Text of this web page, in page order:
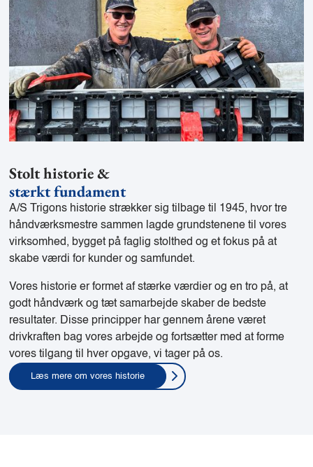
Stolt historie &
stærkt fundament
A/S Trigons historie strækker sig tilbage til 1945, hvor tre
håndværksmestre sammen lagde grundstenene til vores
virksomhed, bygget på faglig stolthed og et fokus på at
skabe værdi for kunder og samfundet.
Vores historie er formet af stærke værdier og en tro på, at
godt håndværk og tæt samarbejde skaber de bedste
resultater. Disse principper har gennem årene været
drivkraften bag vores arbejde og fortsætter med at forme
vores tilgang til hver opgave, vi tager på os.
Læs mere om vores historie